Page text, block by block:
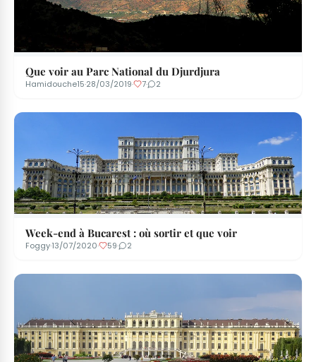
Que voir au Parc National du Djurdjura
Hamidouche15·28/03/2019· 7· 2
Week-end à Bucarest : où sortir et que voir
Foggy·13/07/2020· 59· 2